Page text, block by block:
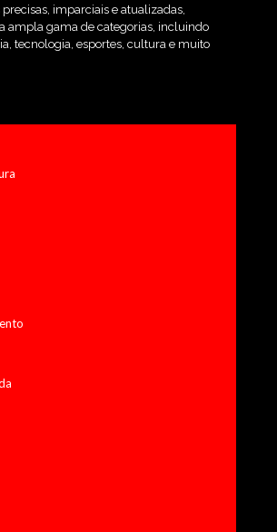
imparciais e atualizadas,
ampla gama de categorias, incluindo
tecnologia, esportes, cultura e muito